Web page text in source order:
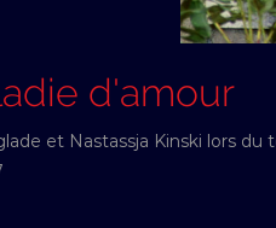
d'amour
et Nastassja Kinski lors du